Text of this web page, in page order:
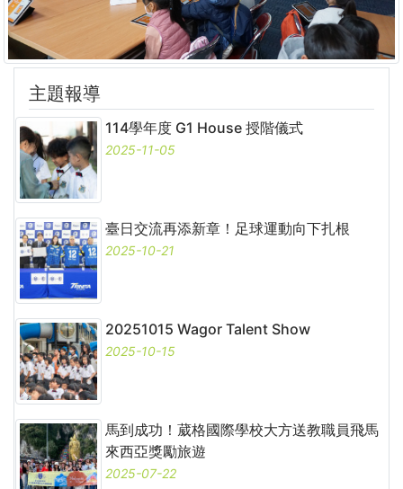
主題報導
114學年度 G1 House 授階儀式
2025-11-05
臺日交流再添新章！足球運動向下扎根
2025-10-21
20251015 Wagor Talent Show
2025-10-15
馬到成功！葳格國際學校大方送教職員飛馬
來西亞獎勵旅遊
2025-07-22